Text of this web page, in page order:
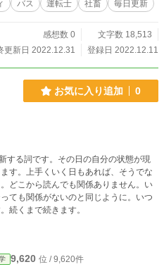
バス 運転士 社畜 毎日更新
感想数 0
文字数 18,513
更新日 2022.12.31
登録日 2022.12.11
お気に入り追加 0
する詞です。その日の自分の状態が現
す。上手くいく日もあれば、そうでな
どこから読んでも関係ありません。い
ても関係がないのと同じように。いつ
続くまで続きます。
9,620 位 / 9,620件